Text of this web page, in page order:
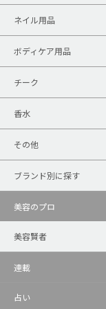
ネイル用品
ボディケア用品
チーク
香水
その他
ブランド別に探す
美容のプロ
美容賢者
連載
占い